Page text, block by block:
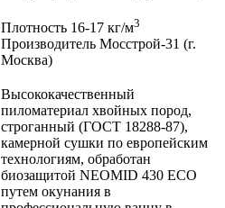
Плотность 16-17 кг/м3
Производитель Мосстрой-31 (г.
Москва)
Высококачественный
пиломатериал хвойных пород,
строганный (ГОСТ 18288-87),
камерной сушки по европейским
технологиям, обработан
биозащитой NEOMID 430 ЕСО
путем окунания в